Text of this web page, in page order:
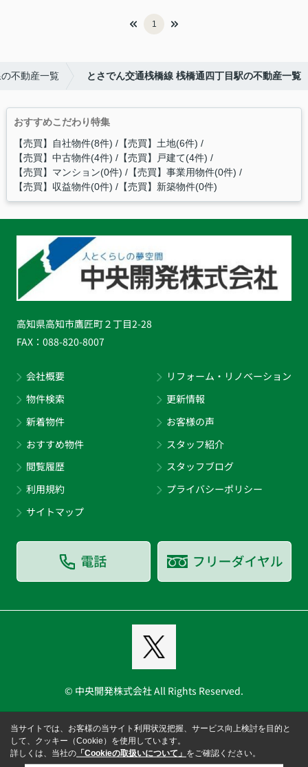
1
不動産一覧 とさでん交通桟橋線 桟橋通四丁目駅の不動産一覧
おすすめこだわり特集
【売買】自社物件(8件) 【売買】土地(6件)
【売買】中古物件(4件) 【売買】戸建て(4件)
【売買】マンション(0件) 【売買】事業用物件(0件)
【売買】収益物件(0件) 【売買】新築物件(0件)
高知県高知市鷹匠町２丁目2-28
FAX： 088-820-8007
会社概要
物件検索
新着物件
おすすめ物件
閲覧履歴
利用規約
サイトマップ
リフォーム・リノベーション
更新情報
お客様の声
スタッフ紹介
スタッフブログ
プライバシーポリシー
© 中央開発株式会社 All Rights Reserved.
当サイトでは、お客様の当サイト利用状況把握、サービス向上検討を目的と
して、クッキー（Cookie）を使用しています。
詳しくは、当社の 「Cookieの取扱いについて」 をご確認ください。